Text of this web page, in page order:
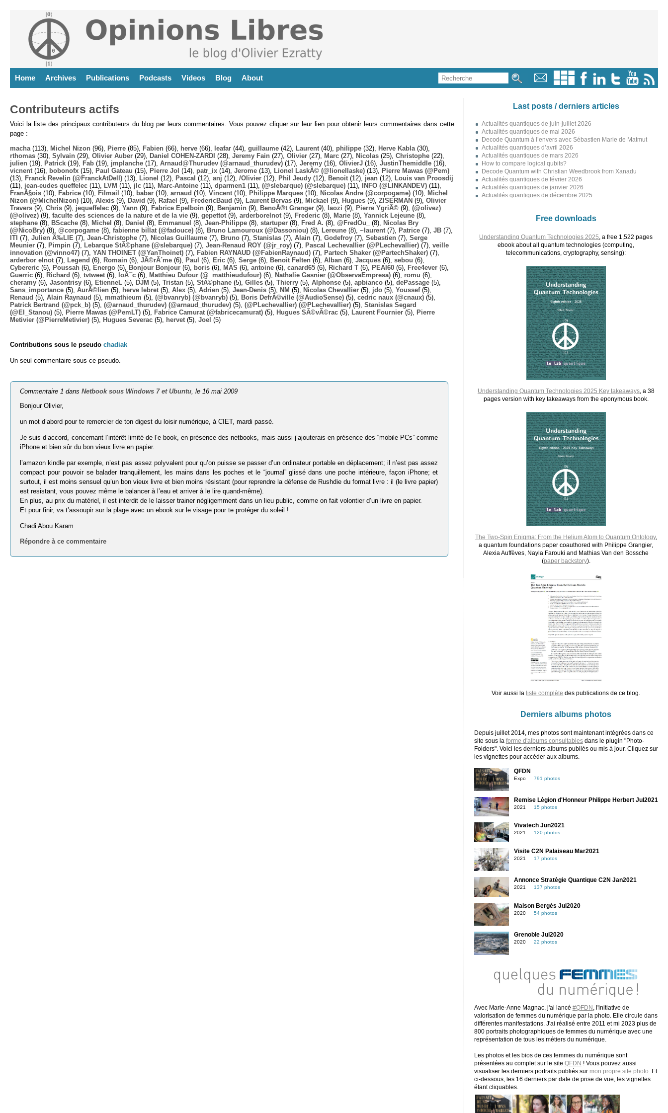
Home Archives Publications Podcasts Videos Blog About
Contributeurs actifs
Voici la liste des principaux contributeurs du blog par leurs commentaires. Vous pouvez cliquer sur leur lien pour obtenir leurs commentaires dans cette
page :
macha (113), Michel Nizon (96), Pierre (85), Fabien (66), herve (66), leafar (44), guillaume (42), Laurent (40), philippe (32), Herve Kabla (30),
rthomas (30), Sylvain (29), Olivier Auber (29), Daniel COHEN-ZARDI (28), Jeremy Fain (27), Olivier (27), Marc (27), Nicolas (25), Christophe (22),
julien (19), Patrick (19), Fab (19), jmplanche (17), Arnaud@Thurudev (@arnaud_thurudev) (17), Jeremy (16), OlivierJ (16), JustinThemiddle (16),
vicnent (16), bobonofx (15), Paul Gateau (15), Pierre Jol (14), patr_ix (14), Jerome (13), Lionel LaskÃ© (@lionellaske) (13),
Pierre Mawas (@Pem)
(13),
Franck Revelin (@FranckAtDell) (13), Lionel (12), Pascal (12), anj (12), /Olivier (12), Phil Jeudy (12), Benoit (12), jean (12),
Louis van Proosdij
(11), jean-eudes queffelec (11), LVM (11), jlc (11), Marc-Antoine (11), dparmen1 (11), (@slebarque) (@slebarque) (11), INFO (@LINKANDEV) (11),
FranÃ§ois (10), Fabrice (10), Filmail (10), babar (10), arnaud (10), Vincent (10), Philippe Marques (10), Nicolas Andre (@corpogame) (10),
Michel
Nizon (@MichelNizon) (10), Alexis (9), David (9), Rafael (9), FredericBaud (9), Laurent Bervas (9), Mickael (9), Hugues (9), ZISERMAN (9), Olivier
Travers (9), Chris (9), jequeffelec (9), Yann (9), Fabrice Epelboin (9), Benjamin (9), BenoÃ®t Granger (9), laozi (9), Pierre YgriÃ© (9), (@olivez)
(@olivez) (9), faculte des sciences de la nature et de la vie (9), gepettot (9), arderborelnot (9), Frederic (8), Marie (8), Yannick Lejeune (8),
stephane (8), BScache (8), Michel (8), Daniel (8), Emmanuel (8), Jean-Philippe (8), startuper (8), Fred A. (8), @FredOu_ (8),
Nicolas Bry
(@NicoBry) (8), @corpogame (8), fabienne billat (@fadouce) (8), Bruno Lamouroux (@Dassoniou) (8), Lereune (8), ~laurent (7), Patrice (7), JB (7),
ITI (7), Julien Ã‰LIE (7), Jean-Christophe (7), Nicolas Guillaume (7), Bruno (7), Stanislas (7), Alain (7), Godefroy (7), Sebastien (7), Serge
Meunier (7), Pimpin (7), Lebarque StÃ©phane (@slebarque) (7), Jean-Renaud ROY (@jr_roy) (7), Pascal Lechevallier (@PLechevallier) (7), veille
innovation (@vinno47) (7), YAN THOINET (@YanThoinet) (7), Fabien RAYNAUD (@FabienRaynaud) (7), Partech Shaker (@PartechShaker) (7),
arderbor elnot (7), Legend (6), Romain (6), JÃ©rÃ´me (6), Paul (6), Eric (6), Serge (6), Benoit Felten (6), Alban (6), Jacques (6), sebou (6),
Cybereric (6), Poussah (6), Energo (6), Bonjour Bonjour (6), boris (6), MAS (6), antoine (6), canard65 (6), Richard T (6), PEAI60 (6), Free4ever (6),
Guerric (6), Richard (6), tvtweet (6), loÃ¯c (6), Matthieu Dufour (@_matthieudufour) (6), Nathalie Gasnier (@ObservaEmpresa) (6), romu (6),
cheramy (6), Jasontrisy (6), EtienneL (5), DJM (5), Tristan (5), StÃ©phane (5), Gilles (5), Thierry (5), Alphonse (5), apbianco (5), dePassage (5),
Sans_importance (5), AurÃ©lien (5), herve lebret (5), Alex (5), Adrien (5), Jean-Denis (5), NM (5), Nicolas Chevallier (5), jdo (5), Youssef(5),
Renaud (5), Alain Raynaud (5), mmathieum (5), (@bvanryb) (@bvanryb) (5), Boris DefrÃ©ville (@AudioSense) (5), cedric naux (@cnaux) (5),
Patrick Bertrand (@pck_b) (5), (@arnaud_thurudev) (@arnaud_thurudev) (5), (@PLechevallier) (@PLechevallier) (5), Stanislas Segard
(@El_Stanou) (5), Pierre Mawas (@PemLT) (5), Fabrice Camurat (@fabricecamurat) (5), Hugues SÃ©vÃ©rac (5), Laurent Fournier (5),
Pierre
Metivier (@PierreMetivier) (5), Hugues Severac (5), hervet (5), Joel (5)
Contributions sous le pseudo chadiak
Un seul commentaire sous ce pseudo.
Commentaire 1 dansNetbook sous Windows 7 et Ubuntu , le 16 mai 2009
Bonjour Olivier,
un mot d’abord pour te remercier de ton digest du loisir numérique, à CIET, mardi passé.
Je suis d’accord, concernant l’intérêt limité de l’e-book, en présence des netbooks, mais aussi j’ajouterais en présence des “mobile PCs” comme
iPhone et bien sûr du bon vieux livre en papier.
l’amazon kindle par exemple, n’est pas assez polyvalent pour qu’on puisse se passer d’un ordinateur portable en déplacement; il n’est pas assez
compact pour pouvoir se balader tranquillement, les mains dans les poches et le “journal” glissé dans une poche intérieure, façon iPhone; et
surtout, il est moins sensuel qu’un bon vieux livre et bien moins résistant (pour reprendre la défense de Rushdie du format livre : il (le livre papier)
est resistant, vous pouvez même le balancer à l’eau et arriver à le lire quand-même).
En plus, au prix du matériel, il est interdit de le laisser trainer négligemment dans un lieu public, comme on fait volontier d’un livre en papier.
Et pour finir, va t’assoupir sur la plage avec un ebook sur le visage pour te protéger du soleil !
Chadi Abou Karam
Répondre à ce commentaire
Last posts / derniers articles
Actualités quantiques de juin-juillet 2026
Actualités quantiques de mai 2026
Decode Quantum à l’envers avec Sébastien Marie de Matmut
Actualités quantiques d’avril 2026
Actualités quantiques de mars 2026
How to compare logical qubits?
Decode Quantum with Christian Weedbrook from Xanadu
Actualités quantiques de février 2026
Actualités quantiques de janvier 2026
Actualités quantiques de décembre 2025
Free downloads
Understanding Quantum Technologies 2025 , a free 1,522 pages
ebook about all quantum technologies (computing,
telecommunications, cryptography, sensing):
Understanding Quantum Technologies 2025 Key takeaways, a 38
pages version with key takeaways from the eponymous book.
The Two-Spin Enigma: From the Helium Atom to Quantum Ontology,
a quantum foundations paper coauthored with Philippe Grangier,
Alexia Auffèves, Nayla Farouki and Mathias Van den Bossche
(paper backstory).
Voir aussi la liste complète des publications de ce blog.
Derniers albums photos
Depuis juillet 2014, mes photos sont maintenant intégrées dans ce
site sous la forme d'albums consultablesdans le plugin "Photo-
Folders". Voici les derniers albums publiés ou mis à jour. Cliquez sur
les vignettes pour accéder aux albums.
QFDN
Expo 791 photos
Remise Légion d'Honneur Philippe Herbert Jul2021
2021 15 photos
Vivatech Jun2021
2021 120 photos
Visite C2N Palaiseau Mar2021
2021 17 photos
Annonce Stratégie Quantique C2N Jan2021
2021 137 photos
Maison Bergès Jul2020
2020 54 photos
Grenoble Jul2020
2020 22 photos
Avec Marie-Anne Magnac, j'ai lancé #QFDN
, l'initiative de
valorisation de femmes du numérique par la photo. Elle circule dans
différentes manifestations. J'ai réalisé entre 2011 et mi 2023 plus de
800 portraits photographiques de femmes du numérique avec une
représentation de tous les métiers du numérique.
Les photos et les bios de ces femmes du numérique sont
présentées au complet sur le site QFDN ! Vous pouvez aussi
visualiser les derniers portraits publiés sur mon propre site photo . Et
ci-dessous, les 16 derniers par date de prise de vue, les vignettes
étant cliquables.